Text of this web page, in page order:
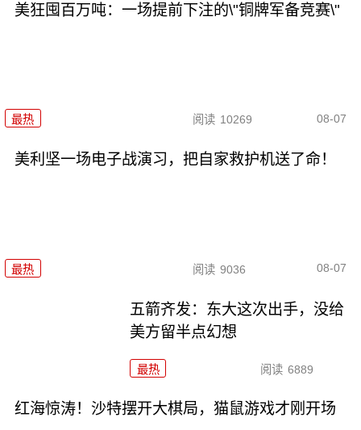
美狂囤百万吨：一场提前下注的\"铜牌军备竞赛\"
最热 阅读 10269 08-07
美利坚一场电子战演习，把自家救护机送了命！
最热 阅读 9036 08-07
五箭齐发：东大这次出手，没给
美方留半点幻想
最热 阅读 6889
红海惊涛！沙特摆开大棋局，猫鼠游戏才刚开场